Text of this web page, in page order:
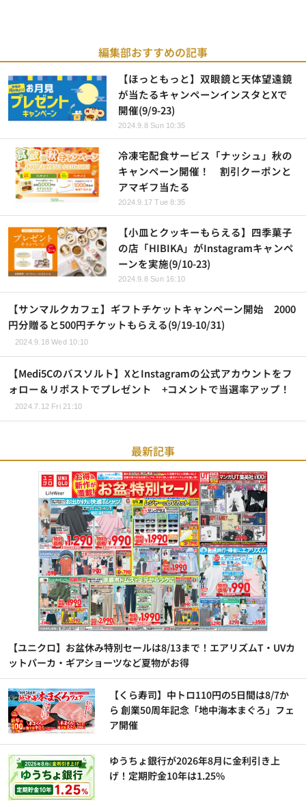
編集部おすすめの記事
【ほっともっと】双眼鏡と天体望遠鏡
が当たるキャンペーンインスタとXで
開催(9/9-23)
2024.9.8 Sun 10:35
冷凍宅配食サービス「ナッシュ」秋の
キャンペーン開催！ 割引クーポンと
アマギフ当たる
2024.9.17 Tue 8:35
【小皿とクッキーもらえる】四季菓子
の店「HIBIKA」がInstagramキャンペ
ーンを実施(9/10-23)
2024.9.8 Sun 16:10
【サンマルクカフェ】ギフトチケットキャンペーン開始 2000
円分贈ると500円チケットもらえる(9/19-10/31)
2024.9.18 Wed 10:10
【Medi5Cのバスソルト】XとInstagramの公式アカウントをフ
ォロー＆リポストでプレゼント +コメントで当選率アップ！
2024.7.12 Fri 21:10
最新記事
【ユニクロ】お盆休み特別セールは8/13まで！エアリズムT・UVカ
ットパーカ・ギアショーツなど夏物がお得
【くら寿司】中トロ110円の5日間は8/7か
ら 創業50周年記念「地中海本まぐろ」フェ
ア開催
ゆうちょ銀行が2026年8月に金利引き上
げ！定期貯金10年は1.25%